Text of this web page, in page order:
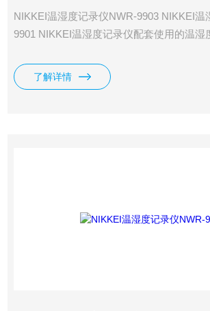
NIKKEI温湿度记录仪NWR-9903 NIKKEI温
9901 NIKKEI温湿度记录仪配套使用的温湿
了解详情